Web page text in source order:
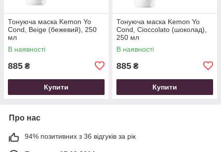
Тонуюча маска Kemon Yo
Cond, Beige (бежевий), 250
мл
В наявності
885 ₴
Купити
Тонуюча маска Kemon Yo
Cond, Cioccolato (шоколад),
250 мл
В наявності
885 ₴
Купити
Про нас
94% позитивних з 36 відгуків за рік